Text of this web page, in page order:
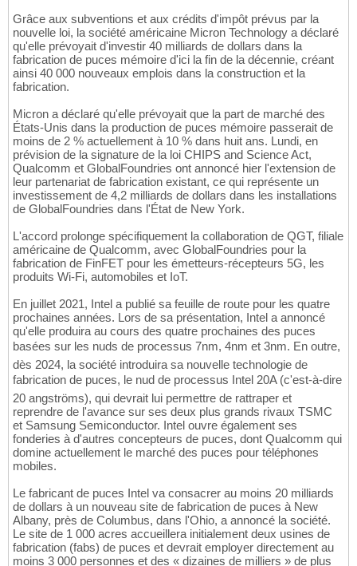
Grâce aux subventions et aux crédits d'impôt prévus par la
nouvelle loi, la société américaine Micron Technology a déclaré
qu'elle prévoyait d'investir 40 milliards de dollars dans la
fabrication de puces mémoire d'ici la fin de la décennie, créant
ainsi 40 000 nouveaux emplois dans la construction et la
fabrication.
Micron a déclaré qu'elle prévoyait que la part de marché des
États-Unis dans la production de puces mémoire passerait de
moins de 2 % actuellement à 10 % dans huit ans. Lundi, en
prévision de la signature de la loi CHIPS and Science Act,
Qualcomm et GlobalFoundries ont annoncé hier l'extension de
leur partenariat de fabrication existant, ce qui représente un
investissement de 4,2 milliards de dollars dans les installations
de GlobalFoundries dans l'État de New York.
L'accord prolonge spécifiquement la collaboration de QGT, filiale
américaine de Qualcomm, avec GlobalFoundries pour la
fabrication de FinFET pour les émetteurs-récepteurs 5G, les
produits Wi-Fi, automobiles et IoT.
En juillet 2021, Intel a publié sa feuille de route pour les quatre
prochaines années. Lors de sa présentation, Intel a annoncé
qu'elle produira au cours des quatre prochaines des puces
basées sur les nuds de processus 7nm, 4nm et 3nm. En outre,
dès 2024, la société introduira sa nouvelle technologie de
fabrication de puces, le nud de processus Intel 20A (c'est-à-dire
20 angströms), qui devrait lui permettre de rattraper et
reprendre de l'avance sur ses deux plus grands rivaux TSMC
et Samsung Semiconductor. Intel ouvre également ses
fonderies à d'autres concepteurs de puces, dont Qualcomm qui
domine actuellement le marché des puces pour téléphones
mobiles.
Le fabricant de puces Intel va consacrer au moins 20 milliards
de dollars à un nouveau site de fabrication de puces à New
Albany, près de Columbus, dans l'Ohio, a annoncé la société.
Le site de 1 000 acres accueillera initialement deux usines de
fabrication (fabs) de puces et devrait employer directement au
moins 3 000 personnes et des « dizaines de milliers » de plus